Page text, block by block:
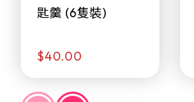
匙羹 (6隻裝)
$40.00